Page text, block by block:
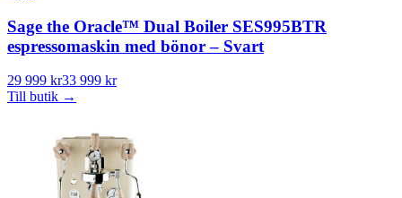
Sage the Oracle™ Dual Boiler SES995BTR
espressomaskin med bönor – Svart
29 999 kr33 999 kr
Till butik →